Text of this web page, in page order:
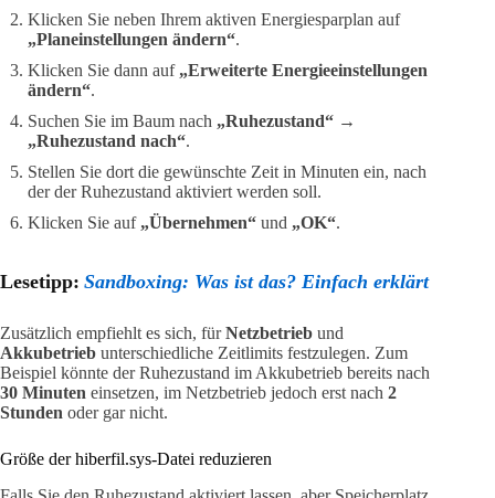
Klicken Sie neben Ihrem aktiven Energiesparplan auf
„Planeinstellungen ändern“.
Klicken Sie dann auf „Erweiterte Energieeinstellungen
ändern“.
Suchen Sie im Baum nach „Ruhezustand“ →
„Ruhezustand nach“.
Stellen Sie dort die gewünschte Zeit in Minuten ein, nach
der der Ruhezustand aktiviert werden soll.
Klicken Sie auf „Übernehmen“ und „OK“.
Lesetipp: Sandboxing: Was ist das? Einfach erklärt
Zusätzlich empfiehlt es sich, fürNetzbetrieb und
Akkubetrieb unterschiedliche Zeitlimits festzulegen. Zum
Beispiel könnte der Ruhezustand im Akkubetrieb bereits nach
30 Minuten einsetzen, im Netzbetrieb jedoch erst nach 2
Stunden oder gar nicht.
Größe der hiberfil.sys-Datei reduzieren